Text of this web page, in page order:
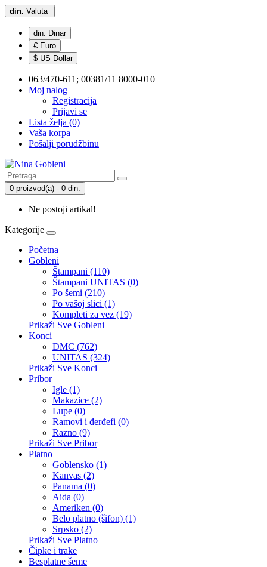
din. Valuta
din. Dinar
€ Euro
$ US Dollar
063/470-611; 00381/11 8000-010
Moj nalog
Registracija
Prijavi se
Lista želja (0)
Vaša korpa
Pošalji porudžbinu
0 proizvod(a) - 0 din.
Ne postoji artikal!
Kategorije
Početna
Gobleni
Štampani (110)
Štampani UNITAS (0)
Po šemi (210)
Po vašoj slici (1)
Kompleti za vez (19)
Prikaži Sve Gobleni
Konci
DMC (762)
UNITAS (324)
Prikaži Sve Konci
Pribor
Igle (1)
Makazice (2)
Lupe (0)
Ramovi i đerđefi (0)
Razno (9)
Prikaži Sve Pribor
Platno
Goblensko (1)
Kanvas (2)
Panama (0)
Aida (0)
Ameriken (0)
Belo platno (šifon) (1)
Srpsko (2)
Prikaži Sve Platno
Čipke i trake
Besplatne šeme